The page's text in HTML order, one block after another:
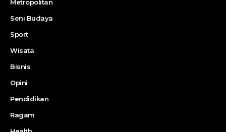
Metropolitan
Seni Budaya
Sport
Wisata
Bisnis
Opini
Pendidikan
Ragam